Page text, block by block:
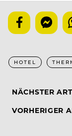
HOTEL
NÄCHSTER
VORHERIGER